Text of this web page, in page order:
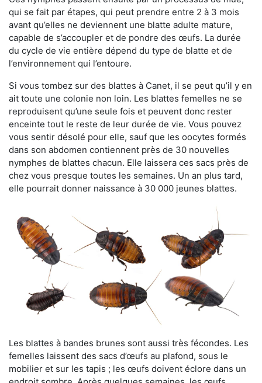
qui se fait par étapes, qui peut prendre entre 2 à 3 mois
avant qu’elles ne deviennent une blatte adulte mature,
capable de s’accoupler et de pondre des œufs. La durée
du cycle de vie entière dépend du type de blatte et de
l’environnement qui l’entoure.
Si vous tombez sur des blattes à Canet, il se peut qu’il y en
ait toute une colonie non loin. Les blattes femelles ne se
reproduisent qu’une seule fois et peuvent donc rester
enceinte tout le reste de leur durée de vie. Vous pouvez
vous sentir désolé pour elle, sauf que les oocytes formés
dans son abdomen contiennent près de 30 nouvelles
nymphes de blattes chacun. Elle laissera ces sacs près de
chez vous presque toutes les semaines. Un an plus tard,
elle pourrait donner naissance à 30 000 jeunes blattes.
Les blattes à bandes brunes sont aussi très fécondes. Les
femelles laissent des sacs d’œufs au plafond, sous le
mobilier et sur les tapis ; les œufs doivent éclore dans un